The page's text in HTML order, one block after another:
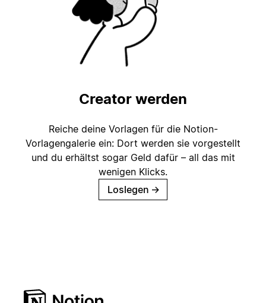
Creator werden
Reiche deine Vorlagen für die Notion-
Vorlagengalerie ein: Dort werden sie vorgestellt
und du erhältst sogar Geld dafür – all das mit
wenigen Klicks.
Loslegen →